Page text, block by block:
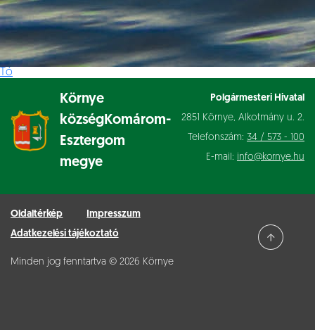
Tó
Környe
község Komárom-
Esztergom
megye
Polgármesteri Hivatal
2851 Környe, Alkotmány u. 2.
Telefonszám: 34 / 573 - 100
E-mail: info@kornye.hu
Oldaltérkép
Impresszum
Adatkezelési tájékoztató
Minden jog fenntartva © 2026 Környe